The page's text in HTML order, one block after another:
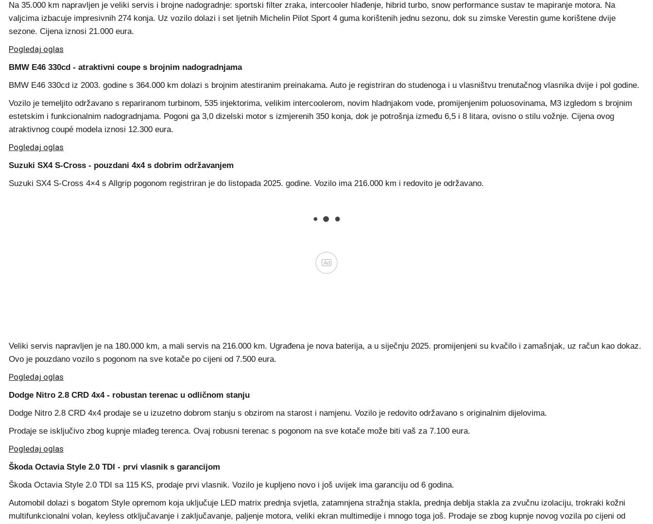
Na 35.000 km napravljen je veliki servis i brojne nadogradnje: sportski filter zraka, intercooler hlađenje, hibrid turbo, snow performance sustav te mapiranje motora. Na
valjcima izbacuje impresivnih 274 konja. Uz vozilo dolazi i set ljetnih Michelin Pilot Sport 4 guma korištenih jednu sezonu, dok su zimske Verestin gume korištene dvije
sezone. Cijena iznosi 21.000 eura.
Pogledaj oglas
BMW E46 330cd - atraktivni coupe s brojnim nadogradnjama
BMW E46 330cd iz 2003. godine s 364.000 km dolazi s brojnim atestiranim preinakama. Auto je registriran do studenoga i u vlasništvu trenutačnog vlasnika dvije i pol godine.
Vozilo je temeljito održavano s repariranom turbinom, 535 injektorima, velikim intercoolerom, novim hladnjakom vode, promijenjenim poluosovinama, M3 izgledom s brojnim
estetskim i funkcionalnim nadogradnjama. Pogoni ga 3,0 dizelski motor s izmjerenih 350 konja, dok je potrošnja između 6,5 i 8 litara, ovisno o stilu vožnje. Cijena ovog
atraktivnog coupé modela iznosi 12.300 eura.
Pogledaj oglas
Suzuki SX4 S-Cross - pouzdani 4x4 s dobrim održavanjem
Suzuki SX4 S-Cross 4×4 s Allgrip pogonom registriran je do listopada 2025. godine. Vozilo ima 216.000 km i redovito je održavano.
Ad
Veliki servis napravljen je na 180.000 km, a mali servis na 216.000 km. Ugrađena je nova baterija, a u siječnju 2025. promijenjeni su kvačilo i zamašnjak, uz račun kao dokaz.
Ovo je pouzdano vozilo s pogonom na sve kotače po cijeni od 7.500 eura.
Pogledaj oglas
Dodge Nitro 2.8 CRD 4x4 - robustan terenac u odličnom stanju
Dodge Nitro 2.8 CRD 4x4 prodaje se u izuzetno dobrom stanju s obzirom na starost i namjenu. Vozilo je redovito održavano s originalnim dijelovima.
Prodaje se isključivo zbog kupnje mlađeg terenca. Ovaj robusni terenac s pogonom na sve kotače može biti vaš za 7.100 eura.
Pogledaj oglas
Škoda Octavia Style 2.0 TDI - prvi vlasnik s garancijom
Škoda Octavia Style 2.0 TDI sa 115 KS, prodaje prvi vlasnik. Vozilo je kupljeno novo i još uvijek ima garanciju od 6 godina.
Automobil dolazi s bogatom Style opremom koja uključuje LED matrix prednja svjetla, zatamnjena stražnja stakla, prednja deblja stakla za zvučnu izolaciju, trokraki kožni
multifunkcionalni volan, keyless otključavanje i zaključavanje, paljenje motora, veliki ekran multimedije i mnogo toga još. Prodaje se zbog kupnje novog vozila po cijeni od